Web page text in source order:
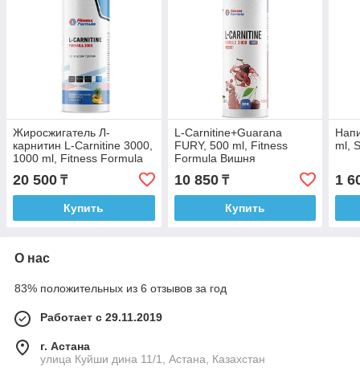
Жиросжигатель Л-
карнитин L-Carnitine 3000,
1000 ml, Fitness Formula
20 500 ₸
Купить
L-Carnitine+Guarana
FURY, 500 ml, Fitness
Formula Вишня
10 850₸
Купить
ml,
1
О нас
83% положительных из 6 отзывов за год
Работает с 29.11.2019
г. Астана
улица Куйши дина 11/1, Астана, Казахстан